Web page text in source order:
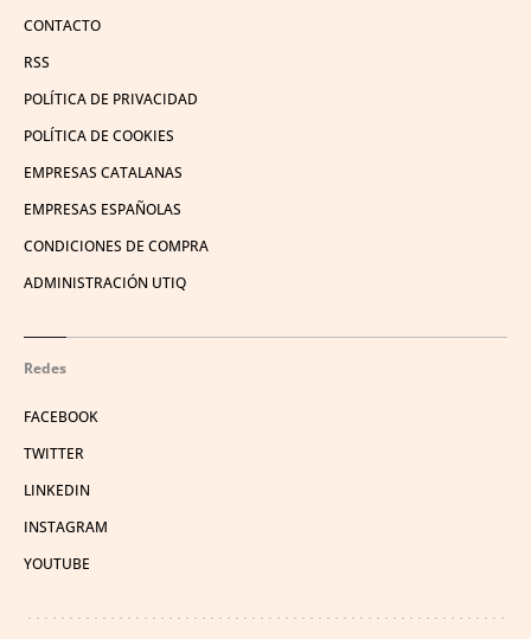
CONTACTO
RSS
POLÍTICA DE PRIVACIDAD
POLÍTICA DE COOKIES
EMPRESAS CATALANAS
EMPRESAS ESPAÑOLAS
CONDICIONES DE COMPRA
ADMINISTRACIÓN UTIQ
Redes
FACEBOOK
TWITTER
LINKEDIN
INSTAGRAM
YOUTUBE